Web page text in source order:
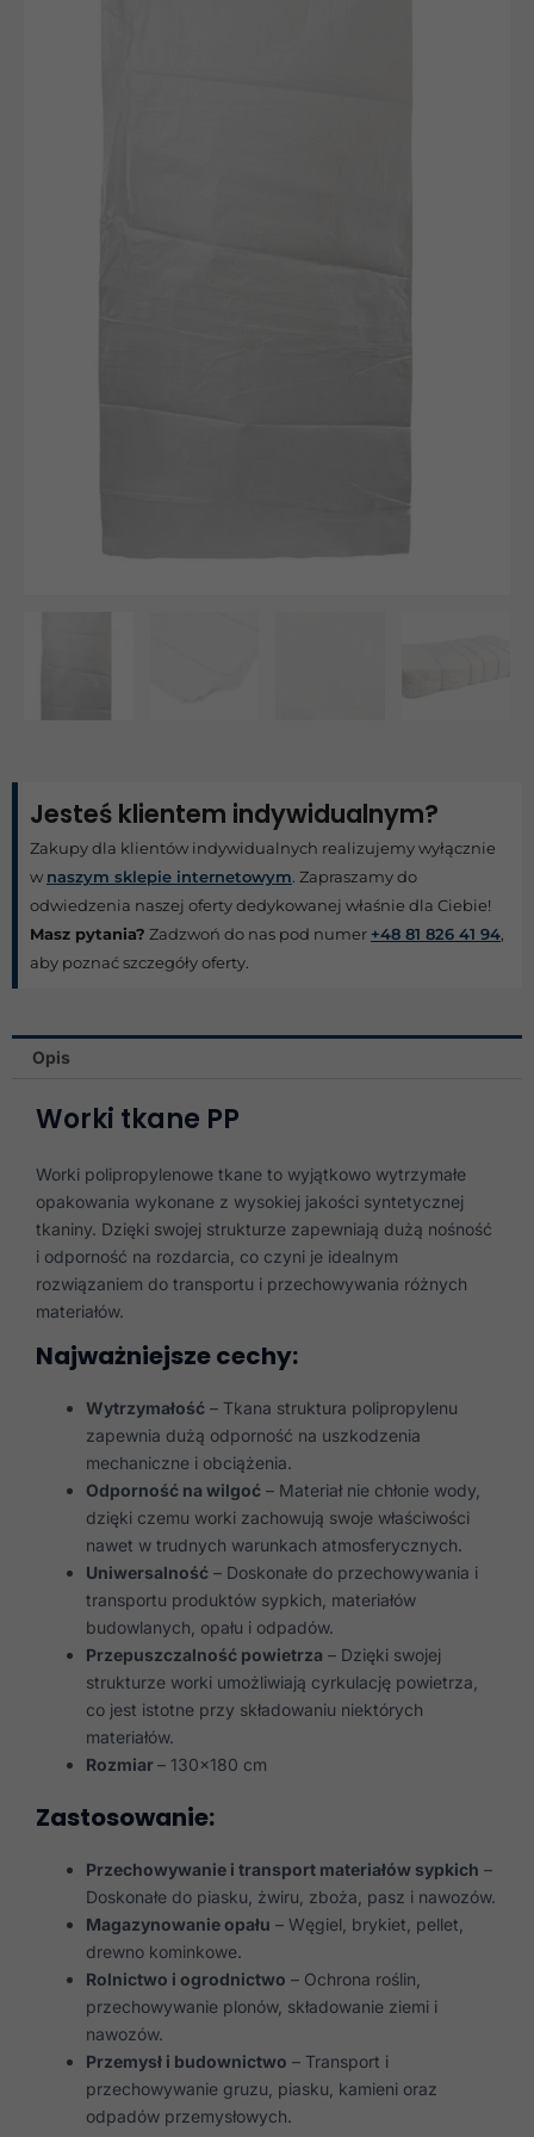
Jesteś klientem indywidualnym?
Zakupy dla klientów indywidualnych realizujemy wyłącznie
w naszym sklepie internetowym. Zapraszamy do
odwiedzenia naszej oferty dedykowanej właśnie dla Ciebie!
Masz pytania? Zadzwoń do nas pod numer +48 81 826 41 94,
aby poznać szczegóły oferty.
Opis
Worki tkane PP
Worki polipropylenowe tkane to wyjątkowo wytrzymałe
opakowania wykonane z wysokiej jakości syntetycznej
tkaniny. Dzięki swojej strukturze zapewniają dużą nośność
i odporność na rozdarcia, co czyni je idealnym
rozwiązaniem do transportu i przechowywania różnych
materiałów.
Najważniejsze cechy:
Wytrzymałość – Tkana struktura polipropylenu
zapewnia dużą odporność na uszkodzenia
mechaniczne i obciążenia.
Odporność na wilgoć – Materiał nie chłonie wody,
dzięki czemu worki zachowują swoje właściwości
nawet w trudnych warunkach atmosferycznych.
Uniwersalność – Doskonałe do przechowywania i
transportu produktów sypkich, materiałów
budowlanych, opału i odpadów.
Przepuszczalność powietrza – Dzięki swojej
strukturze worki umożliwiają cyrkulację powietrza,
co jest istotne przy składowaniu niektórych
materiałów.
Rozmiar– 130×180 cm
Zastosowanie:
Przechowywanie i transport materiałów sypkich –
Doskonałe do piasku, żwiru, zboża, pasz i nawozów.
Magazynowanie opału – Węgiel, brykiet, pellet,
drewno kominkowe.
Rolnictwo i ogrodnictwo – Ochrona roślin,
przechowywanie plonów, składowanie ziemi i
nawozów.
Przemysł i budownictwo – Transport i
przechowywanie gruzu, piasku, kamieni oraz
odpadów przemysłowych.